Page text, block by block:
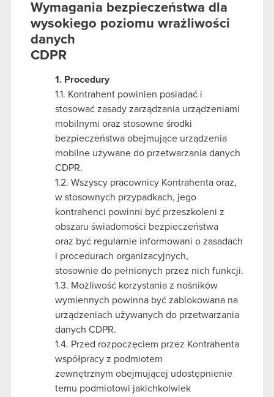
Wymagania bezpieczeństwa dla
wysokiego poziomu wrażliwości
danych
CDPR
1. Procedury
1.1. Kontrahent powinien posiadać i
stosować zasady zarządzania urządzeniami
mobilnymi oraz stosowne środki
bezpieczeństwa obejmujące urządzenia
mobilne używane do przetwarzania danych
CDPR.
1.2. Wszyscy pracownicy Kontrahenta oraz,
w stosownych przypadkach, jego
kontrahenci powinni być przeszkoleni z
obszaru świadomości bezpieczeństwa
oraz być regularnie informowani o zasadach
i procedurach organizacyjnych,
stosownie do pełnionych przez nich funkcji.
1.3. Możliwość korzystania z nośników
wymiennych powinna być zablokowana na
urządzeniach używanych do przetwarzania
danych CDPR.
1.4. Przed rozpoczęciem przez Kontrahenta
współpracy z podmiotem
zewnętrznym obejmującej udostępnienie
temu podmiotowi jakichkolwiek